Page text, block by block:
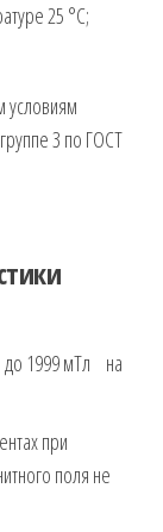
25 °С;
условиям
3 по ГОСТ
до 1999 мТл на
при
поля не